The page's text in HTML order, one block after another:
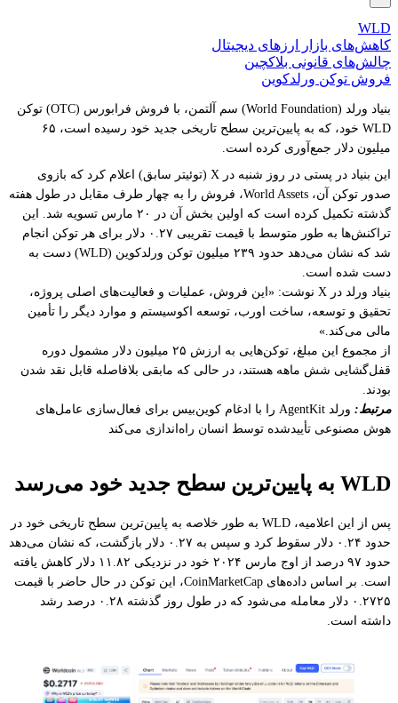
WLD
کاهش‌های بازار ارزهای دیجیتال
چالش‌های قانونی بلاکچین
فروش توکن ورلدکوین
بنیاد ورلد (World Foundation) سم آلتمن، با فروش فرابورس (OTC) توکن
WLD خود، که به پایین‌ترین سطح تاریخی جدید خود رسیده است، ۶۵
میلیون دلار جمع‌آوری کرده است.
این بنیاد در پستی در روز شنبه در X (توئیتر سابق) اعلام کرد که بازوی
صدور توکن آن، World Assets، فروش را به چهار طرف مقابل در طول هفته
گذشته تکمیل کرده است که اولین بخش آن در ۲۰ مارس تسویه شد. این
تراکنش‌ها به طور متوسط با قیمت تقریبی ۰.۲۷ دلار برای هر توکن انجام
شد که نشان می‌دهد حدود ۲۳۹ میلیون توکن ورلدکوین (WLD) دست به
دست شده است.
بنیاد ورلد در X نوشت: «این فروش، عملیات و فعالیت‌های اصلی پروژه،
تحقیق و توسعه، ساخت اورب، توسعه اکوسیستم و موارد دیگر را تأمین
مالی می‌کند.»
از مجموع این مبلغ، توکن‌هایی به ارزش ۲۵ میلیون دلار مشمول دوره
قفل‌گشایی شش ماهه هستند، در حالی که مابقی بلافاصله قابل نقد شدن
بودند.
مرتبط:
ورلد AgentKit را با ادغام کوین‌بیس برای فعال‌سازی عامل‌های
هوش مصنوعی تأییدشده توسط انسان راه‌اندازی می‌کند
WLD به پایین‌ترین سطح جدید خود می‌رسد
پس از این اعلامیه، WLD به طور خلاصه به پایین‌ترین سطح تاریخی خود در
حدود ۰.۲۴ دلار سقوط کرد و سپس به ۰.۲۷ دلار بازگشت، که نشان می‌دهد
حدود ۹۷ درصد از اوج مارس ۲۰۲۴ خود در نزدیکی ۱۱.۸۲ دلار کاهش یافته
است. بر اساس داده‌های CoinMarketCap، این توکن در حال حاضر با قیمت
۰.۲۷۲۵ دلار معامله می‌شود که در طول روز گذشته ۰.۲۸ درصد رشد
داشته است.